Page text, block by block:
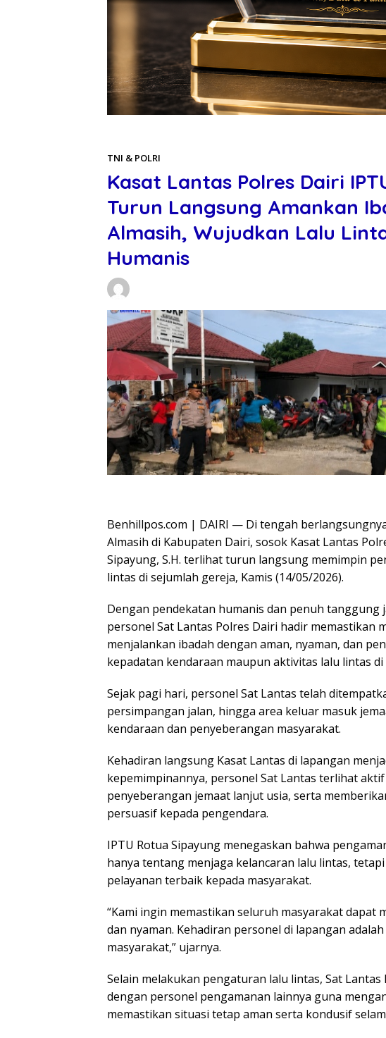
TNI & POLRI
Kasat Lantas Polres Dairi
Turun Langsung Amankan
Almasih, Wujudkan Lalu
Humanis
Benhillpos.com | DAIRI — Di tengah
Almasih di Kabupaten Dairi, sosok Kasat Lantas
Sipayung, S.H. terlihat turun langsung memimpin
lintas di sejumlah gereja, Kamis (14/05/2026).
Dengan pendekatan humanis dan penuh tanggung
personel Sat Lantas Polres Dairi hadir memastikan
menjalankan ibadah dengan aman, nyaman, dan
kepadatan kendaraan maupun aktivitas lalu lintas
Sejak pagi hari, personel Sat Lantas telah
persimpangan jalan, hingga area keluar masuk
kendaraan dan penyeberangan masyarakat.
Kehadiran langsung Kasat Lantas di lapangan
kepemimpinannya, personel Sat Lantas terlihat
penyeberangan jemaat lanjut usia, serta
persuasif kepada pengendara.
IPTU Rotua Sipayung menegaskan bahwa
hanya tentang menjaga kelancaran lalu lintas,
pelayanan terbaik kepada masyarakat.
“Kami ingin memastikan seluruh masyarakat dapat
dan nyaman. Kehadiran personel di lapangan
masyarakat,” ujarnya.
Selain melakukan pengaturan lalu lintas, Sat
dengan personel pengamanan lainnya guna
memastikan situasi tetap aman serta kondusif